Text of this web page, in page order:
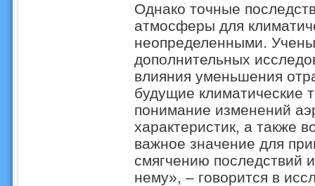
Однако точные
атмосферы для
неопределенными.
дополнительных
влияния уменьшения
будущие климатические
понимание изменений
характеристик, а также
важное значение для
смягчению последствий
нему», – говорится в